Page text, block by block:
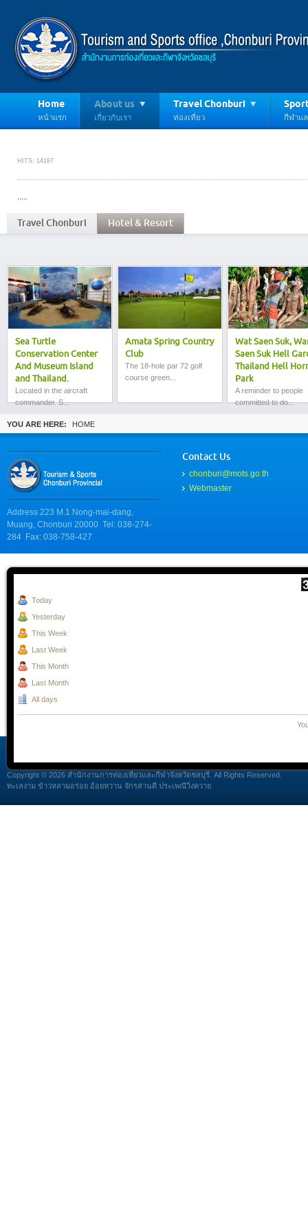
Home
หน้าแรก
About us
เกี่ยวกับเรา
Travel Chonburi
ท่องเที่ยว กีฬาแ
HITS: 14187
.....
Travel Chonburi Hotel & Resort
Sea Turtle
Conservation Center
And Museum Island
and Thailand.
Located in the aircraft
commander. S...
Amata Spring Country
Club
The 18-hole par 72 golf
course green...
Wat Saen Suk,
Saen Suk Hell
Thailand Hell
Park
A reminder to people
committed to do...
YOU ARE HERE: HOME
Address 223 M.1 Nong-mai-dang,
Muang, Chonburi 20000 Tel: 038-274-
284 Fax: 038-758-427
Contact Us
chonburi@mots.go.th
Webmaster
Today
Yesterday
This Week
Last Week
This Month
Last Month
All days
Copyright © 2026 สำนักงานการท่องเที่ยวและกีฬาจังหวัดชลบุรี. All Rights Reserved.
ทะเลงาม ข้าวหลามอร่อย อ้อยหวาน จักรสานดี ประเพณีวิ่งควาย